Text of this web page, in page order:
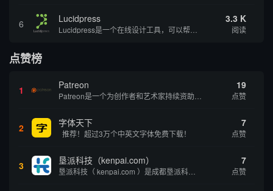
6 Lucidpress 3.3 K
阅读
点赞榜
1 Patreon 19
点赞
2 字体天下
推荐！超过3万个中英文字体免费下载！
7
点赞
3 垦派科技（kenpai.com） 7
点赞